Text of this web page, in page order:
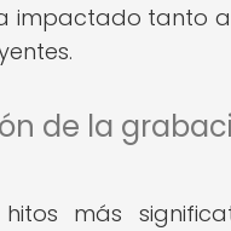
impactado tanto
de la
más